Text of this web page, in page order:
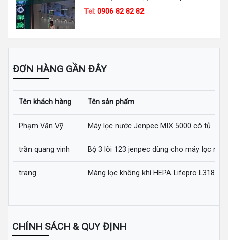
Tel:0906 82 82 82
ĐƠN HÀNG GẦN ĐÂY
Tên khách hàng Tên sản phẩm
Phạm Văn Vỹ Máy lọc nước Jenpec MIX 5000 có tủ
trần quang vinh Bộ 3 lõi 123 jenpec dùng cho máy lọc
trang Màng lọc không khí HEPA Lifepro L318-AZ
CHÍNH SÁCH & QUY ĐỊNH